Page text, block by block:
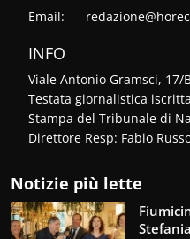
Email:
INFO
Viale Antonio Gramsci, 17/
Testata giornalistica
Stampa del Tribunale di
Direttore Resp: Fabio
Notizie più lette